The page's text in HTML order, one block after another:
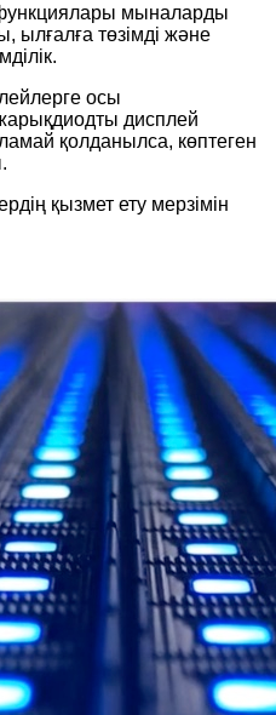
мыналарды
ылғалға төзімді және
осы
дисплей
қолданылса, көптеген
қызмет ету мерзімін